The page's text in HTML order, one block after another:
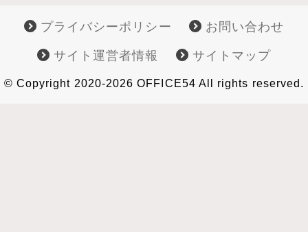
プライバシーポリシー お問い合わせ
サイト運営者情報 サイトマップ
© Copyright 2020-2026 OFFICE54 All rights reserved.